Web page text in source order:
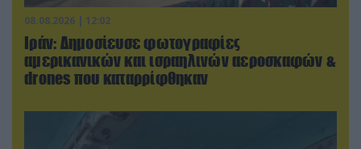
08.08.2026 | 12:02
Ιράν: Δημοσίευσε φωτογραφίες
αμερικανικών και ισραηλινών αεροσκαφών &
drones που καταρρίφθηκαν